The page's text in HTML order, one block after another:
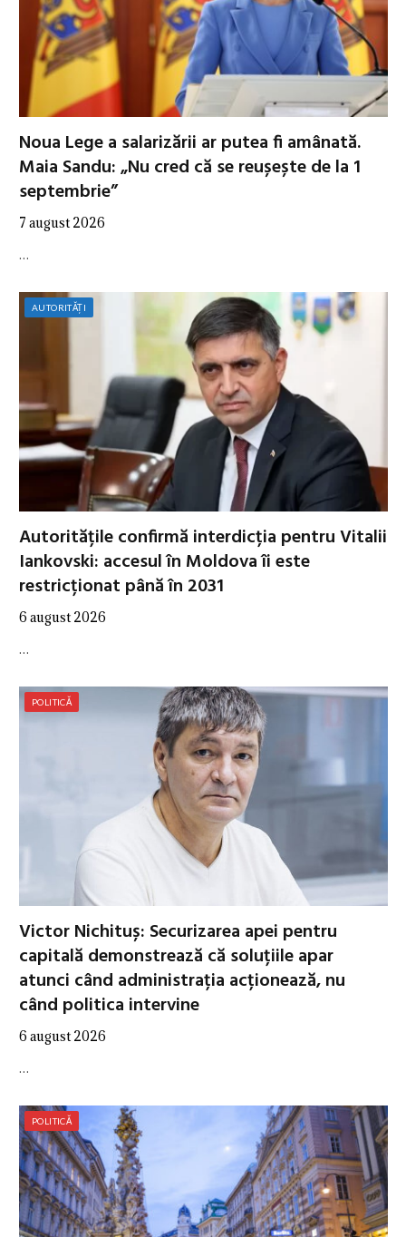
Noua Lege a salarizării ar putea fi amânată.
Maia Sandu: „Nu cred că se reușește de la 1
septembrie”
7 august 2026
…
AUTORITĂȚI
Autoritățile confirmă interdicția pentru Vitalii
Iankovski: accesul în Moldova îi este
restricționat până în 2031
6 august 2026
…
POLITICĂ
Victor Nichituș: Securizarea apei pentru
capitală demonstrează că soluțiile apar
atunci când administrația acționează, nu
când politica intervine
6 august 2026
…
POLITICĂ